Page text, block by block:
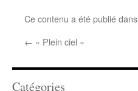
Ce contenu a été publié dans
← « Plein ciel »
Catégories